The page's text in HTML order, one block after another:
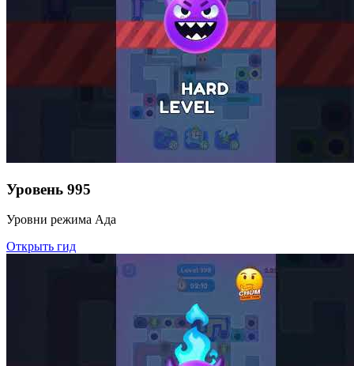
Уровень 995
Уровни режима Ада
Открыть гид